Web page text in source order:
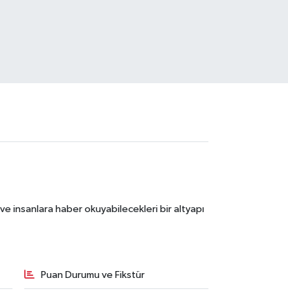
insanlara haber okuyabilecekleri bir altyapı
Puan Durumu ve Fikstür